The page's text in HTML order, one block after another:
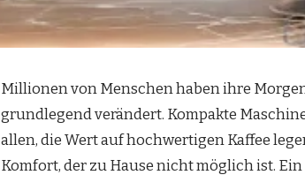
Millionen von Menschen haben ihre
grundlegend verändert. Kompakte
allen, die Wert auf hochwertigen Kaffee
Komfort, der zu Hause nicht möglich ist.